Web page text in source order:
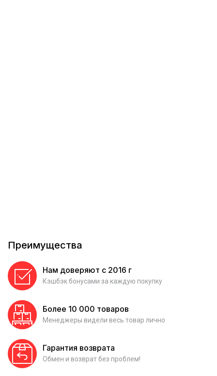
Преимущества
Нам доверяют с 2016 г
Кэшбэк бонусами за каждую покупку
Более 10 000 товаров
Менеджеры видели весь товар лично
Гарантия возврата
Обмен и возврат без проблем!